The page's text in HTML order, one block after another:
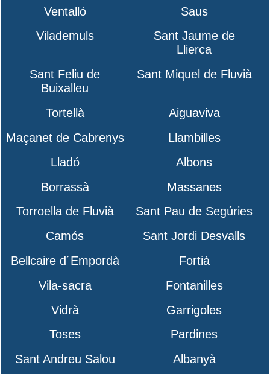
Ventalló
Saus
Vilademuls
Sant Jaume de
Llierca
Sant Feliu de
Buixalleu
Sant Miquel de Fluvià
Tortellà
Aiguaviva
Maçanet de Cabrenys
Llambilles
Lladó
Albons
Borrassà
Massanes
Torroella de Fluvià
Sant Pau de Segúries
Camós
Sant Jordi Desvalls
Bellcaire d´Empordà
Fortià
Vila-sacra
Fontanilles
Vidrà
Garrigoles
Toses
Pardines
Sant Andreu Salou
Albanyà